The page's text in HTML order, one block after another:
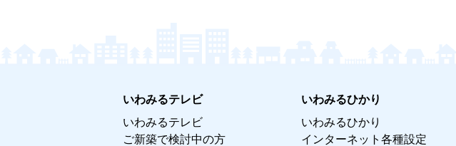
いわみるテレビ
いわみるテレビ
ご新築で検討中の方
いわみるひかり
いわみるひかり
インターネット各種設定